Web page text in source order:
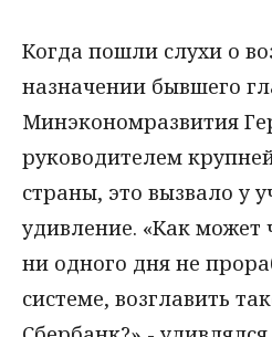
Когда пошли слухи о
назначении бывшего
Минэкономразвития
руководителем
страны, это вызвало у
удивление. «Как может
ни одного дня не
системе, возглавить